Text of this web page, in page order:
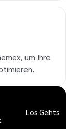
um Ihre
Los Gehts